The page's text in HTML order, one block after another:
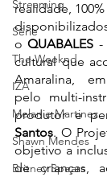
Streaming
Série
The Weeknd
IZA
Melanie Martinez
Shawn Mendes
Britney Spears
realidade,
o QUABALES -
cultural que
Amaralina,
pelo multi-
produtor e
Santos. O
objetivo a
de crianças,